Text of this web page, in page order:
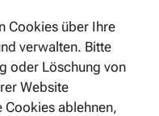
Cookies über Ihre
verwalten. Bitte
oder Löschung von
Website
Cookies ablehnen,